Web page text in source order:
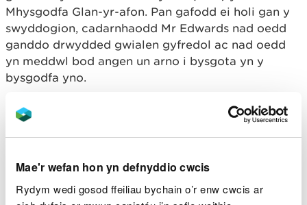
Mae'r wefan hon yn defnyddio cwcis
Rydym wedi gosod ffeiliau bychain o’r enw cwcis ar
Mhysgodfa Glan-yr-afon. Pan gafodd ei holi gan y
swyddogion, cadarnhaodd Mr Edwards nad oedd
ganddo drwydded gwialen gyfredol ac nad oedd
yn meddwl bod angen un arno i bysgota yn y
bysgodfa yno.
Cafwyd Mr Edwards yn euog ar 14 Mai 2025 drwy'r
Ynad Unigol o ddefnyddio offeryn pysgota heb
drwydded. Cafodd ddirwy o £220, gorchmynnwyd
iawndal o £30.